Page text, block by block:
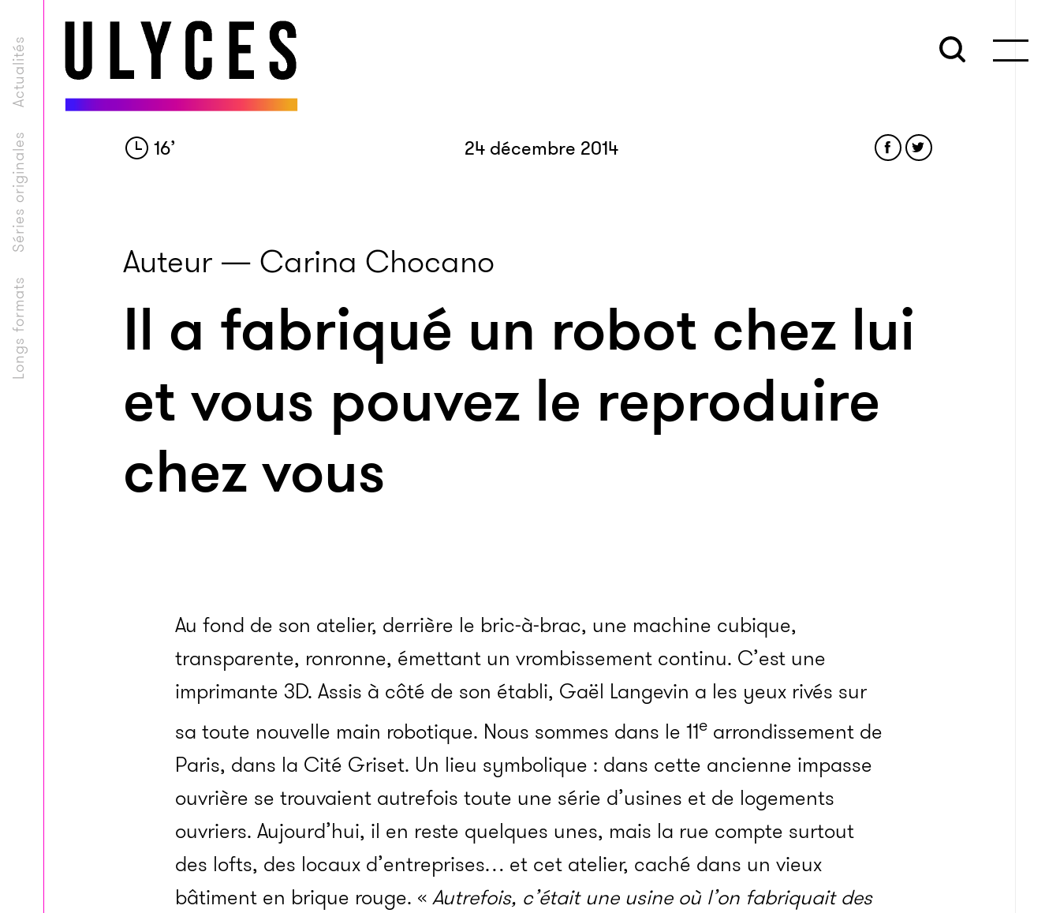
Longs formats
Séries originales
Actualités
16’ 24 décembre 2014
Auteur — Carina Chocano
Il a fabriqué un robot chez lui
et vous pouvez le reproduire
chez vous
Au fond de son atelier, derrière le bric-à-brac, une machine cubique,
transparente, ronronne, émettant un vrombissement continu. C’est une
imprimante 3D. Assis à côté de son établi, Gaël Langevin a les yeux rivés sur
sa toute nouvelle main robotique. Nous sommes dans le 11earrondissement de
Paris, dans la Cité Griset. Un lieu symbolique : dans cette ancienne impasse
ouvrière se trouvaient autrefois toute une série d’usines et de logements
ouvriers. Aujourd’hui, il en reste quelques unes, mais la rue compte surtout
des lofts, des locaux d’entreprises… et cet atelier, caché dans un vieux
bâtiment en brique rouge. «Autrefois, c’était une usine où l’on fabriquait des